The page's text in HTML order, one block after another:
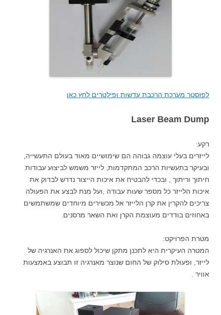
לפוסטר מערכת הרכבת עדשות ופילטרים לחץ כאן
Laser Beam Dump
רקע:
לייזרים בעלי עוצמה גבוהה הם שימושיים מאוד בעולם התעשייה,
ובעיקר בתעשיות הרכב המתקדמות, לייזר משמש לביצוע עבודות
חיתוך וריתוך , ובכדי להבטיח את איכות הייצור נדרש לבדוק את
איכות הלייזר כל מספר שעות עבודה ,ועל מנת לבצע את הפעולה
צריכים להקרין את קרן הלייזר אל מכשירים מיוחדים שמשתמשים
באחוזים בודדים מעוצמת הקרן ואת השאר מרסנים.
מטרת הפרויקט:
המטרה העיקרית היא לתכנן מתקן שיכול לספוג את האנרגיה של
לייזר, ופעולת סילוק של החום שנוצר מאנרגיה זו תבוצע באמצעות
אוויר .